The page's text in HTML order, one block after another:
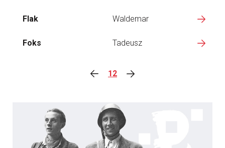
Flak Waldemar
Foks Tadeusz
12